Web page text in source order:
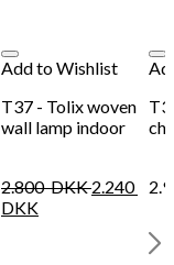
Add to Wishlist
T37 - Tolix woven
wall lamp indoor
2.800DKK 2.240
DKK